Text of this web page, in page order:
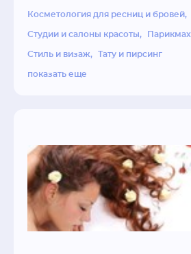
Косметология для ресниц и бровей
Студии и салоны красоты
Стиль и визаж Тату и пирсинг
показать еще